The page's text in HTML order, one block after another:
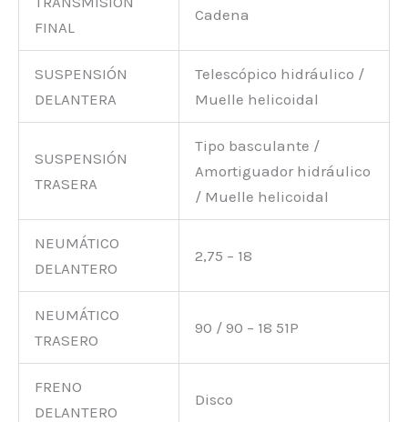
FINAL
Cadena
SUSPENSIÓN
DELANTERA
Telescópico hidráulico /
Muelle helicoidal
SUSPENSIÓN
TRASERA
Tipo basculante /
Amortiguador hidráulico
/ Muelle helicoidal
NEUMÁTICO
DELANTERO
2,75 – 18
NEUMÁTICO
TRASERO
90 / 90 – 18 51P
FRENO
DELANTERO
Disco